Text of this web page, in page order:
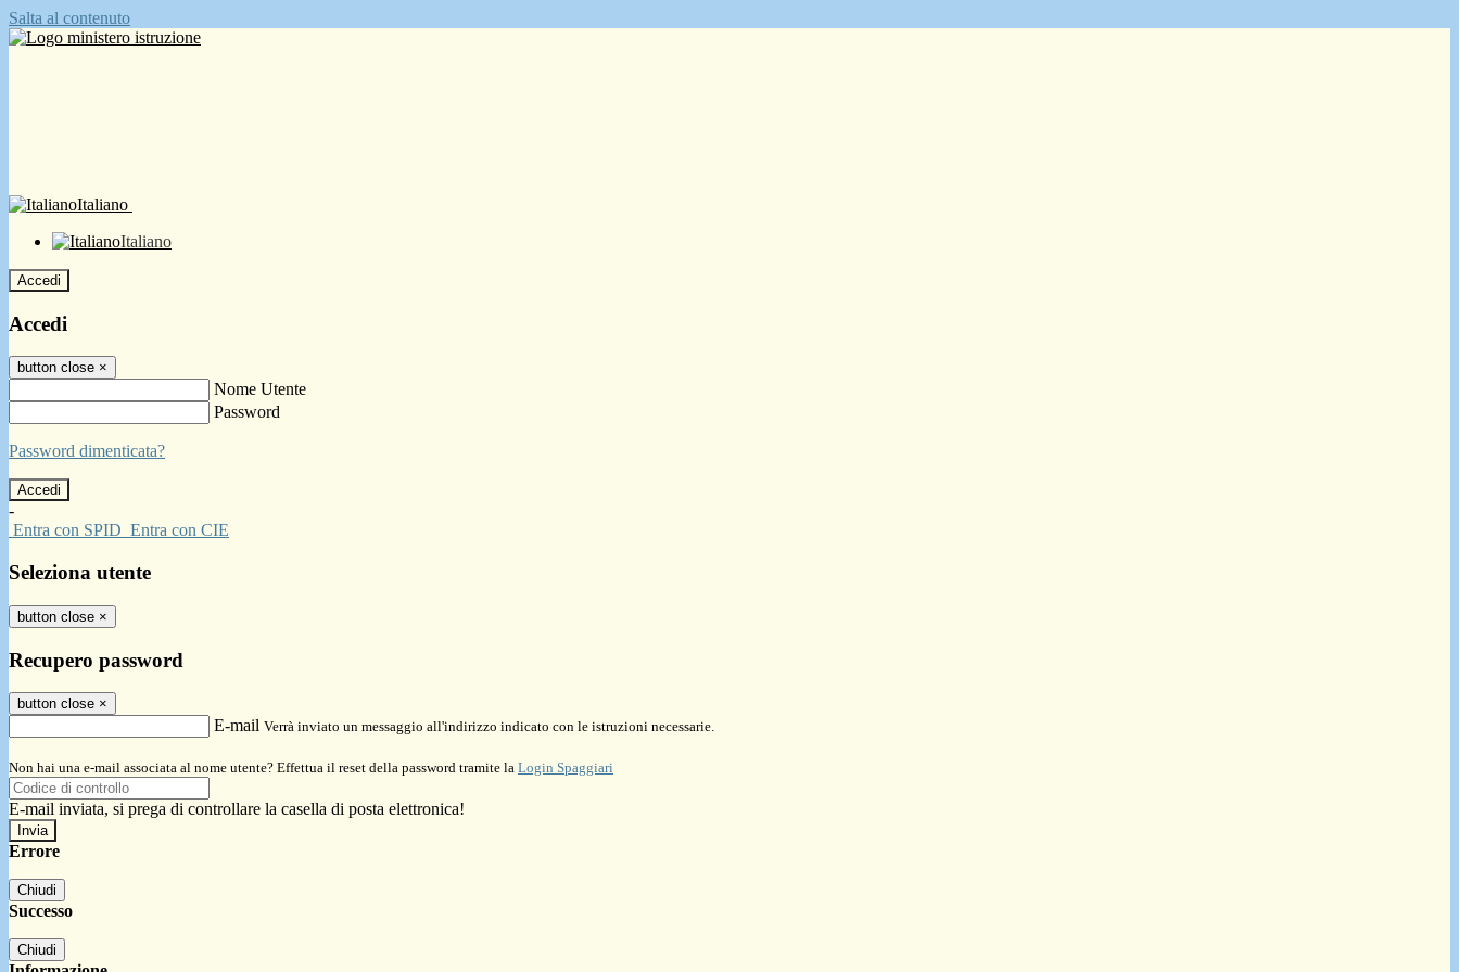
Salta al contenuto
Italiano
Italiano
Accedi
Accedi
button close ×
Nome Utente
Password
Password dimenticata?
-
Entra con SPID Entra con CIE
Seleziona utente
button close ×
Recupero password
button close ×
E-mail Verrà inviato un messaggio all'indirizzo indicato con le istruzioni necessarie.
Non hai una e-mail associata al nome utente? Effettua il reset della password tramite la Login Spaggiari
E-mail inviata, si prega di controllare la casella di posta elettronica!
Errore
Chiudi
Successo
Chiudi